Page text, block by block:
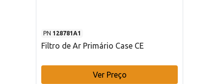
PN 128781A1
Filtro de Ar Primário Case CE
Ver Preço